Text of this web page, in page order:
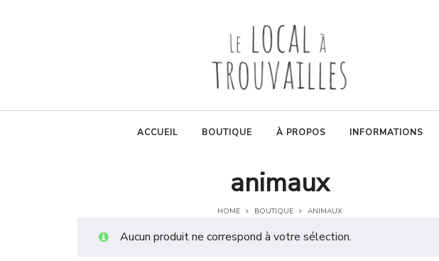
ACCUEIL BOUTIQUE À PROPOS INFORMATIONS
animaux
HOME BOUTIQUE ANIMAUX
Aucun produit ne correspond à votre sélection.